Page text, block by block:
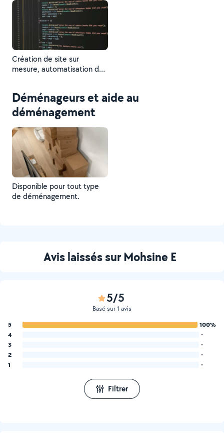
Création de site sur
mesure, automatisation de
accompagnement et
maîtrise des dernières
technologies (IA, logiciel,
Pack Office ..)
Déménageurs et aide au
déménagement
Disponible pour tout type
de déménagement.
Avis laissés sur Mohsine E
5/5
Basé sur 1 avis
5
100%
4
-
3
-
2
-
1
-
Filtrer